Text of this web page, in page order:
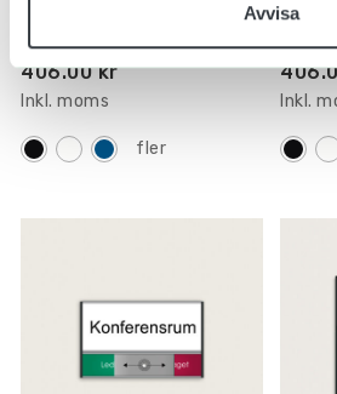
Avvisa
406.00 kr
Inkl. moms
fler
Inkl.